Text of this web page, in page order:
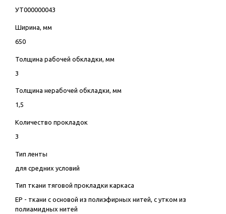
УТ000000043
Ширина, мм
650
Толщина рабочей обкладки, мм
3
Толщина нерабочей обкладки, мм
1,5
Количество прокладок
3
Тип ленты
для средних условий
Тип ткани тяговой прокладки каркаса
EP - ткани с основой из полиэфирных нитей, с утком из
полиамидных нитей